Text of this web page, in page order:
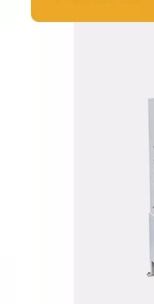
papier, de films et
Cette machine est le
flexographique, les